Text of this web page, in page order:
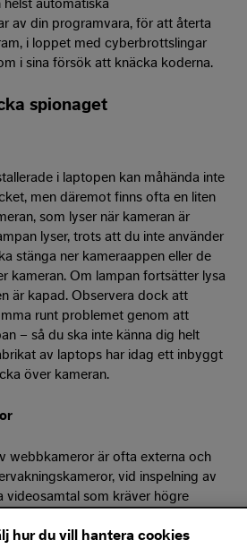
automatiska
av din programvara, för att återta
i loppet med cyberbrottslingar
i sina försök att knäcka koderna.
spionaget
i laptopen kan måhända inte
men däremot finns ofta en liten
som lyser när kameran är
lyser, trots att du inte använder
stänga ner kameraappen eller de
kameran. Om lampan fortsätter lysa
är kapad. Observera dock att
runt problemet genom att
– så du ska inte känna dig helt
av laptops har idag ett inbyggt
över kameran.
webbkameror är ofta externa och
vid inspelning av
videosamtal som kräver högre
du upptäcker att kameran
du har gjort något val, är det en
hur du vill hantera cookies